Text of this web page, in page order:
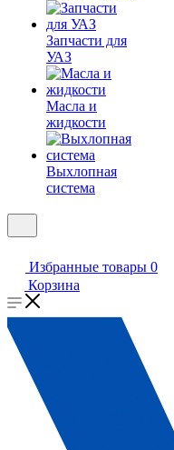
Запчасти для
УАЗ
Масла и
жидкости
Выхлопная
система
Избранные товары 0
Корзина